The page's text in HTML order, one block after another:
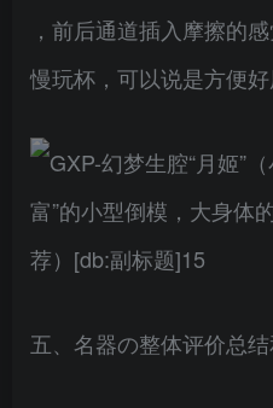
，前后通道插入摩擦的
慢玩杯，可以说是方便好
五、名器の整体评价总